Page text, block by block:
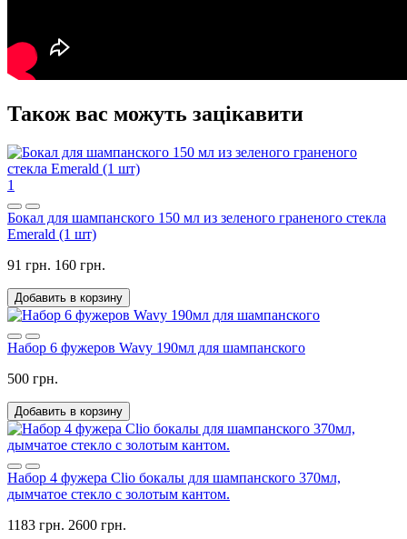
Також вас можуть зацікавити
1
Бокал для шампанского 150 мл из зеленого граненого стекла
Emerald (1 шт)
91 грн. 160 грн.
Добавить в корзину
Набор 6 фужеров Wavy 190мл для шампанского
500 грн.
Добавить в корзину
Набор 4 фужера Clio бокалы для шампанского 370мл,
дымчатое стекло с золотым кантом.
1183 грн. 2600 грн.